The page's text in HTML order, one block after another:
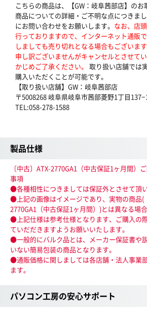
こちらの商品は、【GW：岐阜茜部店】のお
商品についての詳細・ご不明な点につきま
にお問い合わせをお願いします。 なお、店
行っておりますので、インターネット通販
しましても売り切れとなる場合もございま
申し訳ございませんがキャンセルとさせて
かじめご了承ください。 取り扱い店舗では
購入いただくことが可能です。
【取り扱い店舗】GW：岐阜茜部店
〒5008268 岐阜県岐阜市茜部菱野1丁目
TEL:058-278-1588
製品仕様
〔中古〕ATX-2770GA1（中古保証1ヶ月間）
事項
●各種相性につきましては保証外とさせて頂
●上記の画像はイメージであり、実物の商品(
2770GA1（中古保証1ヶ月間）)とは異なる場
●上記仕様は参考仕様となります、ご購入の
ていだだきますようお願いいたします。
●一般的にバルク品とは、メーカー保証書や
いない簡易包装の商品となります。
●通販価格に関しましては各店舗・法人事業
ます。
パソコン工房の安心サポート